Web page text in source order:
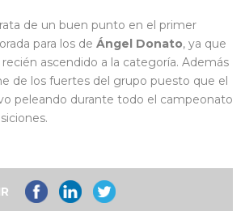
de un buen punto en el primer
para los de Ángel Donato, ya que
ascendido a la categoría. Además
de los fuertes del grupo puesto que el
peleando durante todo el campeonato